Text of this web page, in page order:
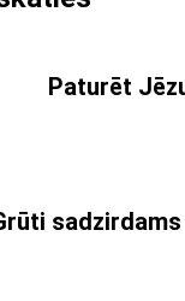
Paturēt